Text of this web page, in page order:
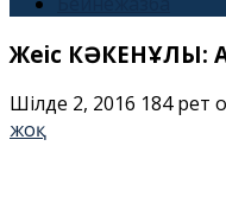
Жеңіс
Шілде 2, 2016 184 рет
жоқ